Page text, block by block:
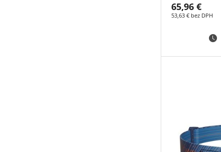
65,96 €
53,63 € bez DPH